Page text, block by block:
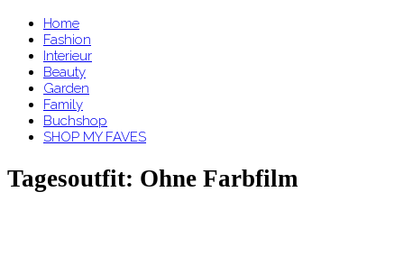
Home
Fashion
Interieur
Beauty
Garden
Family
Buchshop
SHOP MY FAVES
Tagesoutfit: Ohne Farbfilm